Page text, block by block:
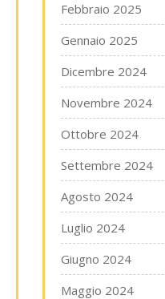
Febbraio 2025
Gennaio 2025
Dicembre 2024
Novembre 2024
Ottobre 2024
Settembre 2024
Agosto 2024
Luglio 2024
Giugno 2024
Maggio 2024